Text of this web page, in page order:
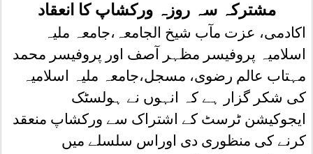
مشترکہ سہ روزہ ورکشاپ کا انعقاد
اکادمی، عزت مآب شیخ الجامعہ،جامعہ ملیہ
اسلامیہ پروفیسر مظہر آصف اور پروفیسر محمد
مہتاب عالم رضوی، مسجل،جامعہ ملیہ اسلامیہ
کی شکر گزار ہے کہ انہوں نے ہولسٹک
ایجوکیشن ٹرسٹ کے اشتراک سے ورکشاپ منعقد
کرنے کی منظوری دی اوراس سلسلے میں